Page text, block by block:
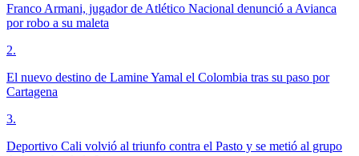
Franco Armani, jugador de Atlético Nacional denunció a Avianca
por robo a su maleta
2.
El nuevo destino de Lamine Yamal el Colombia tras su paso por
Cartagena
3.
Deportivo Cali volvió al triunfo contra el Pasto y se metió al grupo